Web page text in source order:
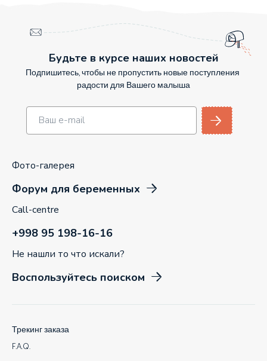
Будьте в курсе наших новостей
Подпишитесь, чтобы не пропустить новые поступления
радости для Вашего малыша
Фото-галерея
Форум для беременных
Call-centre
+998 95 198-16-16
Не нашли то что искали?
Воспользуйтесь поиском
Трекинг заказа
F.A.Q.